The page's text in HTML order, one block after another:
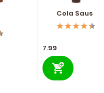
Cola Saus
7.99